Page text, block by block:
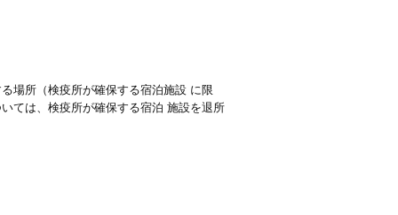
場所（検疫所が確保する宿泊施設 に限
ては、検疫所が確保する宿泊 施設を退所